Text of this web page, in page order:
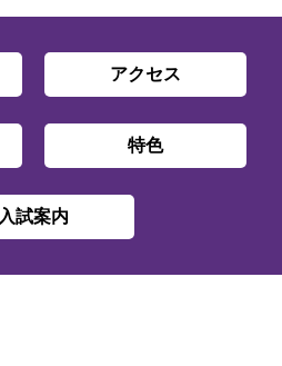
アクセス
特色
入試案内